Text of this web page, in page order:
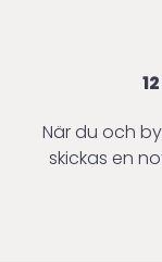
När du och
skickas en